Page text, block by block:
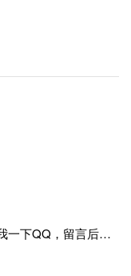
可以的，已经重置密码，可以加我一下QQ，留言后我就发密码给你。